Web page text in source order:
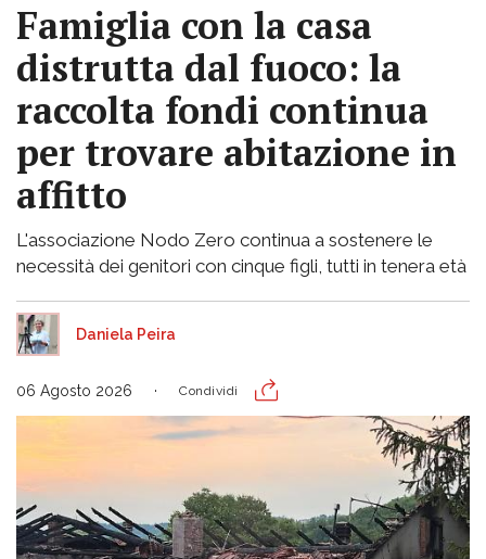
Famiglia con la casa
distrutta dal fuoco: la
raccolta fondi continua
per trovare abitazione in
affitto
L'associazione Nodo Zero continua a sostenere le
necessità dei genitori con cinque figli, tutti in tenera età
Daniela Peira
06 Agosto 2026 Condividi